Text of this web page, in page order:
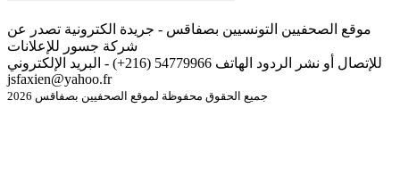
موقع الصحفيين التونسيين بصفاقس - جريدة الكترونية تصدر عن
شركة جسور للإعلانات
للإتصال أو نشر الردود الهاتف 54779966 (216+) - البريد الإلكتروني
jsfaxien@yahoo.fr
جميع الحقوق محفوظة لموقع الصحفيين بصفاقس 2026